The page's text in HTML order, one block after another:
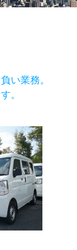
い業務。
。